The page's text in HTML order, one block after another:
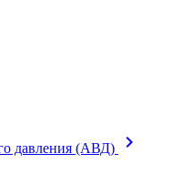
давления (АВД) keyboard_arrow_right